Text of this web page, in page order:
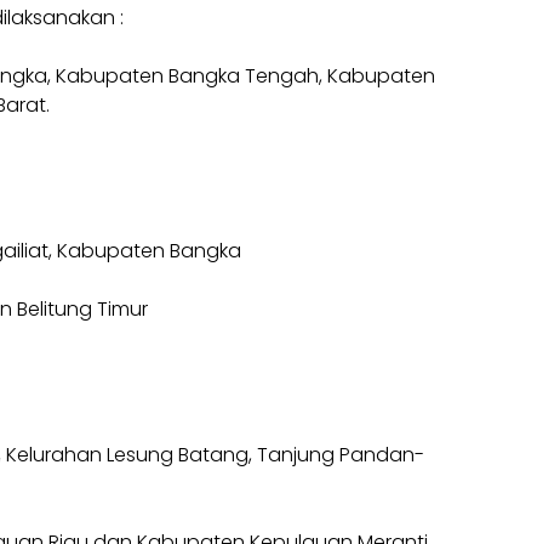
:
Kabupaten Bangka Tengah, Kabupaten
Kabupaten Bangka
Belitung Timur
Lesung Batang, Tanjung Pandan-